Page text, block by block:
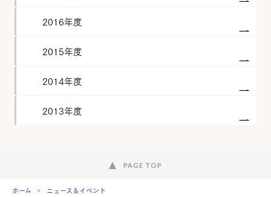
2016年度
2015年度
2014年度
2013年度
PAGE TOP
ホーム ニュース＆イベント